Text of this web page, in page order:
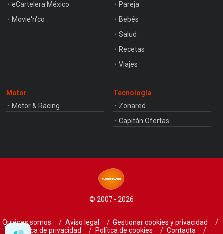
eCartelera México
Movie'n'co
Pareja
Bebés
Salud
Recetas
Viajes
Motor
Motor & Racing
Tecnología
Zonared
Capitán Ofertas
© 2007 - 2026
Quiénes somos Aviso legal
Gestionar cookies y privacidad
Política de privacidad
Política de cookies Contacta